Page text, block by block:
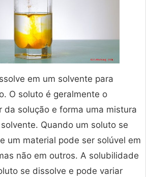
em um solvente para
O soluto é geralmente o
da solução e forma uma mistura
Quando um soluto se
um material pode ser solúvel em
não em outros. A solubilidade
se dissolve e pode variar